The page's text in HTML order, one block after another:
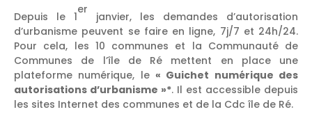
Depuis le 1
er
janvier, les demandes d’autorisation
d’urbanisme peuvent se faire en ligne, 7j/7 et 24h/24.
Pour cela, les 10 communes et la Communauté de
Communes de l’île de Ré mettent en place une
plateforme numérique, le « Guichet numérique des
autorisations d’urbanisme »*. Il est accessible depuis
les sites Internet des communes et de la Cdc île de Ré.